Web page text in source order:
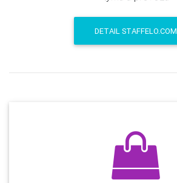
DETAIL STAFFELO.COM